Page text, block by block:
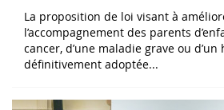
La proposition de loi visant à
l’accompagnement des parents
cancer, d’une maladie grave ou
définitivement adoptée...